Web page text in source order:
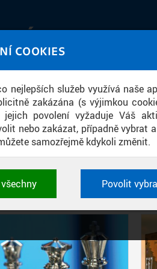
COOKIES
nejlepších služeb využívá naše
zakázána (s výjimkou
povolení vyžaduje Váš
nebo zakázat, případně vybrat
samozřejmě kdykoli změnit.
a identifikátorů relace.
Povolit
obrazem a zvukem
PŘÍSPĚVKY
Aktivní filtry: ZDROJ: ČVUT V PRAZE,